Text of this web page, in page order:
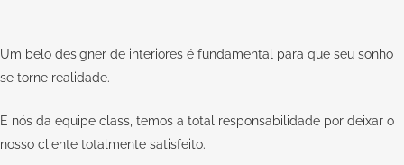
Um belo designer de interiores é fundamental para que seu sonho
se torne realidade.
E nós da equipe class, temos a total responsabilidade por deixar o
nosso cliente totalmente satisfeito.